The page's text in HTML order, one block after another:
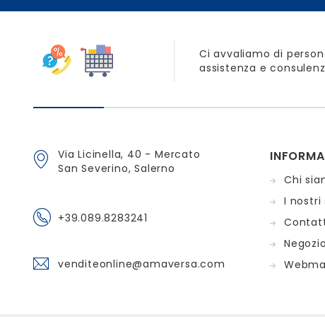
Ci avvaliamo di
assistenza e
Via Licinella, 40 - Mercato
San Severino, Salerno
+39.089.8283241
venditeonline@amaversa.com
Chi
I nostri